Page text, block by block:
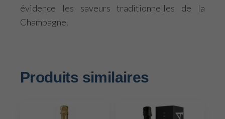
évidence les saveurs traditionnelles de la
Champagne.
Produits similaires